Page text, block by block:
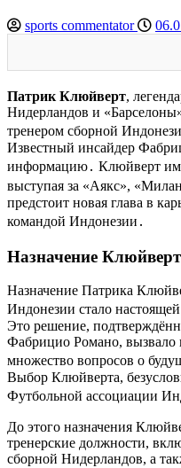
sports commentator
Патрик Клюйверт,
Нидерландов и
тренером сборной
Известный инсайдер
информацию․ Клюйверт
выступая за «Аякс»,
предстоит новая глава в
командой Индонезии․
Назначение
Назначение Патрика
Индонезии стало
Это решение,
Фабрицио Романо, вызвало
множество вопросов о
Выбор Клюйверта,
Футбольной ассоциации
До этого назначения
тренерские должности,
сборной Нидерландов, а